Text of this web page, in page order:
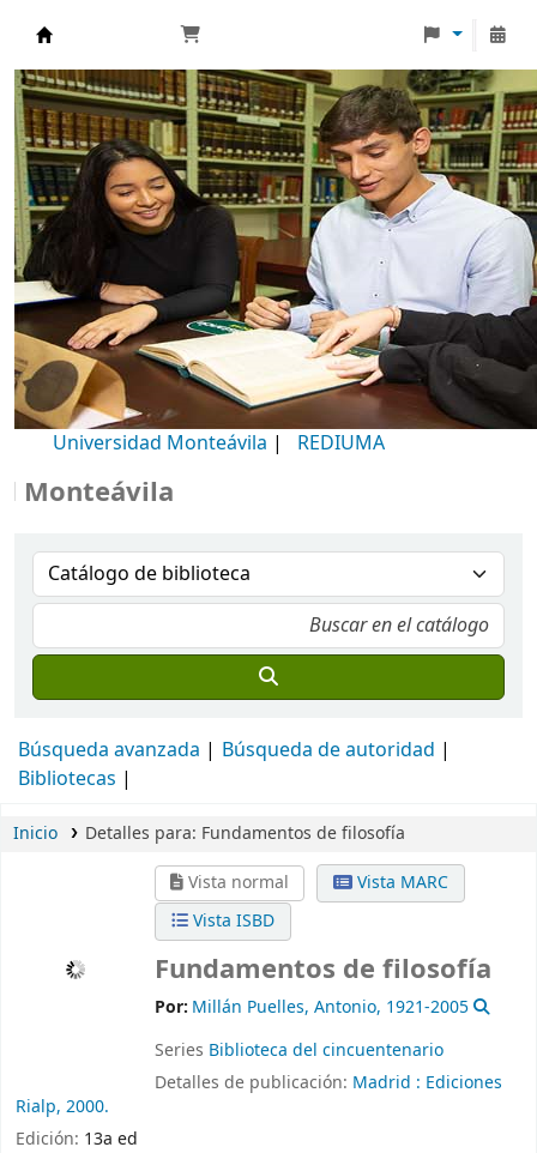
Biblioteca Universidad Monteávila
Universidad Monteávila | REDIUMA
Búsqueda avanzada
Búsqueda de autoridad
Bibliotecas
Inicio Detalles para: Fundamentos de filosofía
Vista normal
Vista MARC
Vista ISBD
Fundamentos de filosofía
Por: Millán Puelles, Antonio, 1921-2005
Series Biblioteca del cincuentenario
Detalles de publicación: Madrid : Ediciones
Rialp, 2000.
Edición: 13a ed